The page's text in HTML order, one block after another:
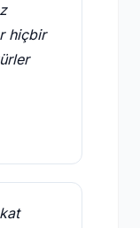
hiçbir